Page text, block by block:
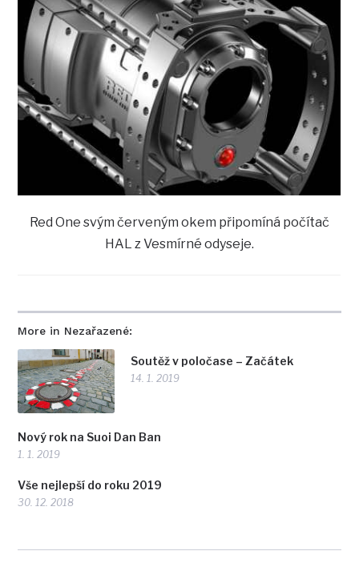
More in Nezařazené:
Soutěž v poločase – Začátek
14. 1. 2019
Nový rok na Suoi Dan Ban
1. 1. 2019
Vše nejlepší do roku 2019
30. 12. 2018
Red One svým červeným okem připomíná počítač
HAL z Vesmírné odyseje.